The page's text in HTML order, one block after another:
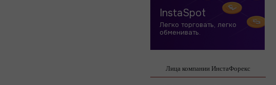
InstaSpot
Легко торговать, легко
обменивать.
Лица компании ИнстаФорекс